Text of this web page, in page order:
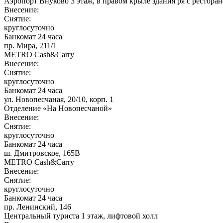
Внесение:
Снятие:
круглосуточно
Банкомат 24 часа
пр. Мира, 211/1
METRO Cash&Carry
Внесение:
Снятие:
круглосуточно
Банкомат 24 часа
ул. Новопесчаная, 20/10, корп. 1
Отделение «На Новопесчаной»
Внесение:
Снятие:
круглосуточно
Банкомат 24 часа
ш. Дмитровское, 165В
METRO Cash&Carry
Внесение:
Снятие:
круглосуточно
Банкомат 24 часа
пр. Ленинский, 146
Центральный туриста 1 этаж, лифтовой холл